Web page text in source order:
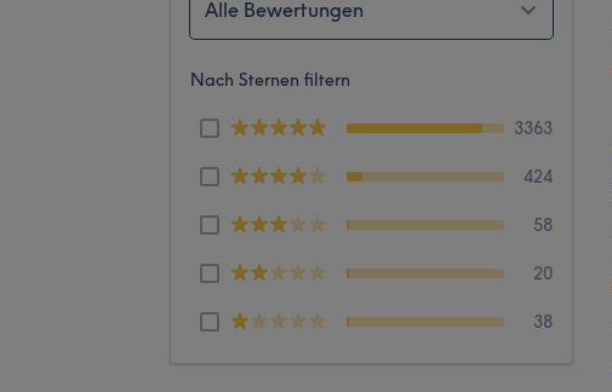
Alle Bewertungen
Nach Sternen filtern
3363
424
58
20
38